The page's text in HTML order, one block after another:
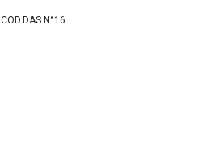
COD.DAS N°16